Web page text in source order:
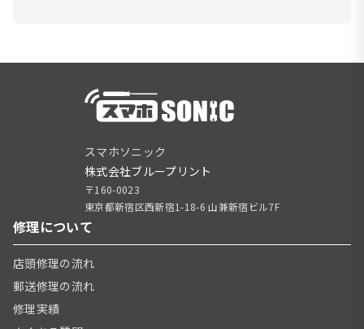
スマホソニック
株式会社ブループリント
〒160-0023
東京都新宿区西新宿1-18-6 山兼新宿ビル7F
修理について
店頭修理の流れ
郵送修理の流れ
修理実績